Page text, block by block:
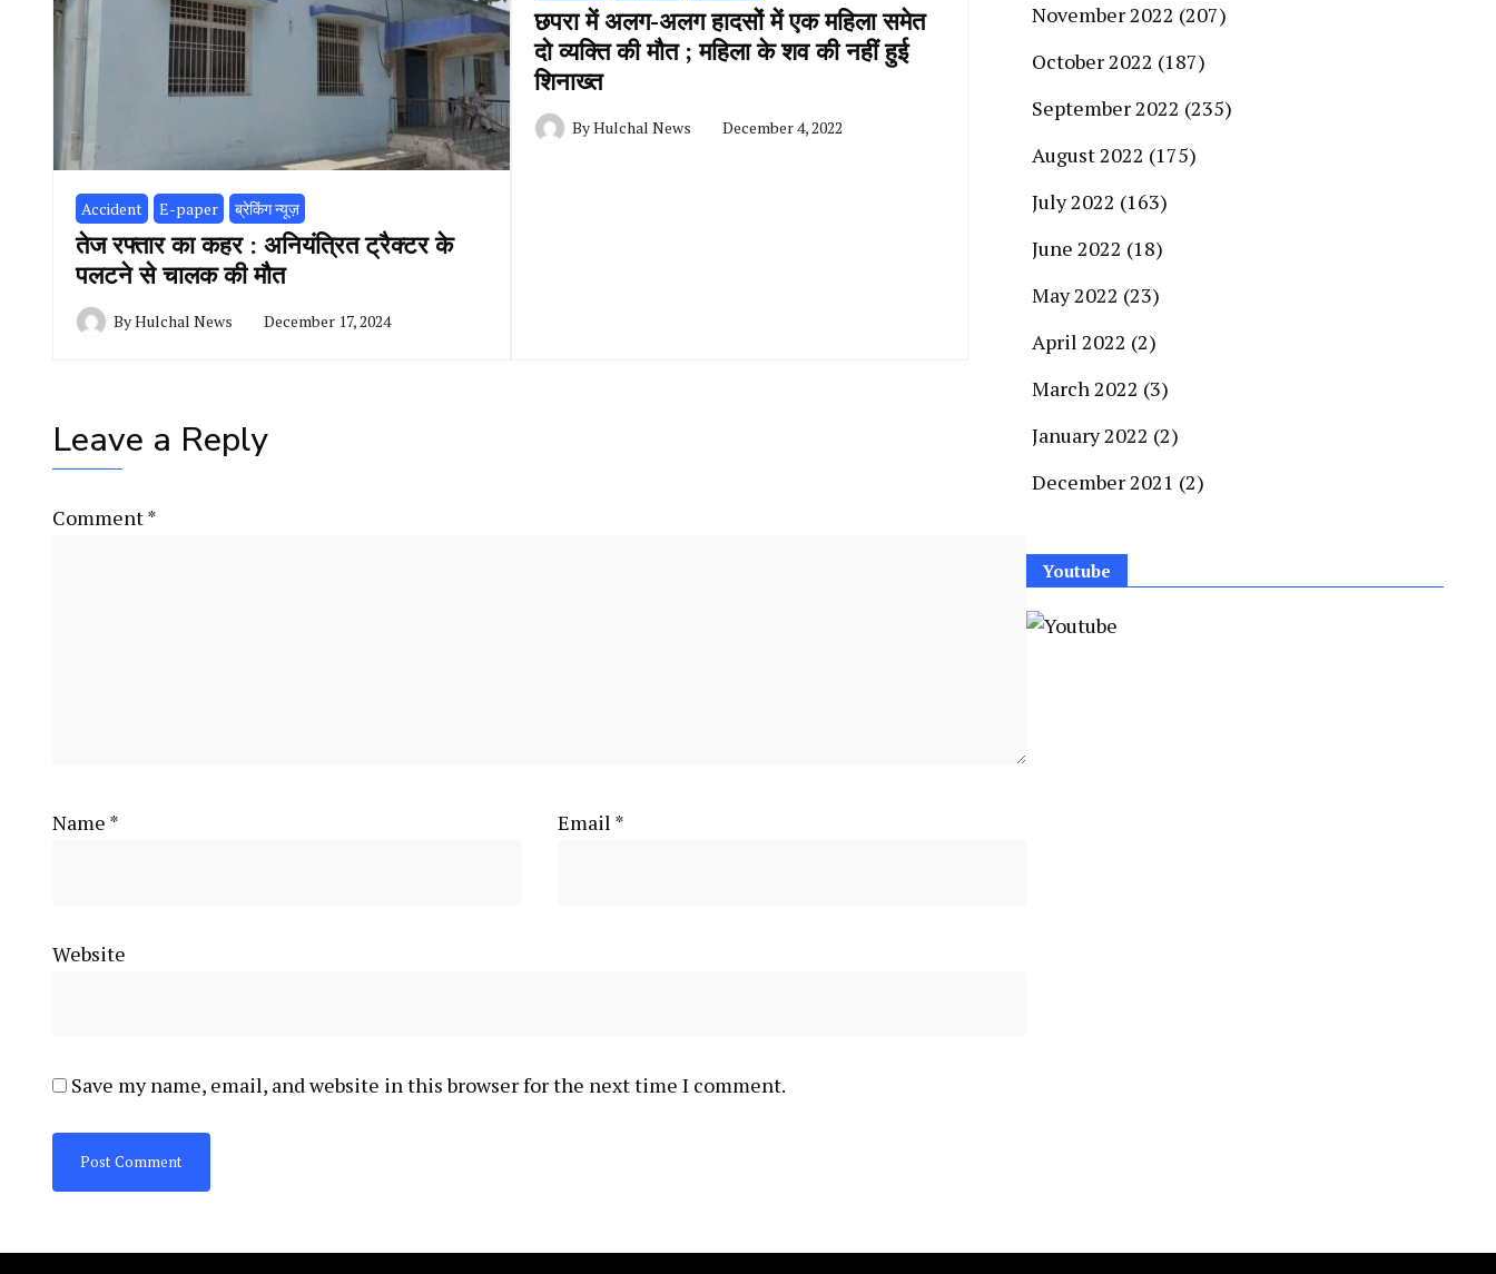
Accident E-paper ब्रेकिंग न्यूज़
तेज रफ्तार का कहर : अनियंत्रित ट्रैक्टर के
पलटने से चालक की मौत
ByHulchal News December 17, 2024
छपरा में अलग-अलग हादसों में एक महिला समेत
दो व्यक्ति की मौत ; महिला के शव की नहीं हुई
शिनाख्त
ByHulchal News December 4, 2022
Leave a Reply
Comment*
Name * Email *
Website
Save my name, email, and website in this browser for the next time I comment.
November 2022 (207)
October 2022 (187)
September 2022 (235)
August 2022 (175)
July 2022 (163)
June 2022 (18)
May 2022 (23)
April 2022 (2)
March 2022 (3)
January 2022 (2)
December 2021 (2)
Youtube